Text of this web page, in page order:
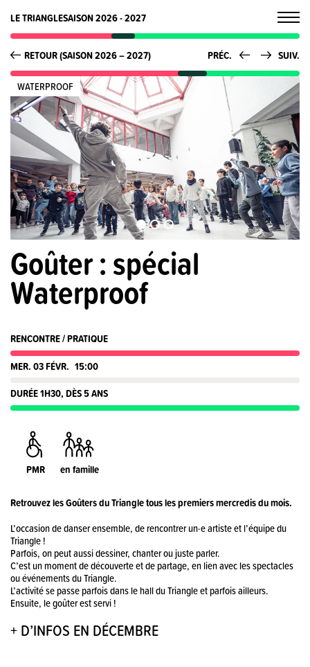
LE TRIANGLESAISON 2026 - 2027
RETOUR (SAISON 2026 – 2027) PRÉC. SUIV.
WATERPROOF
Goûter : spécial
Waterproof
RENCONTRE / PRATIQUE
MER. 03 FÉVR. 15:00
DURÉE 1H30, DÈS 5 ANS
PMR en famille
Retrouvez les Goûters du Triangle tous les premiers mercredis du mois.
L’occasion de danser ensemble, de rencontrer un·e artiste et l’équipe du
Triangle !
Parfois, on peut aussi dessiner, chanter ou juste parler.
C’est un moment de découverte et de partage, en lien avec les spectacles
ou événements du Triangle.
L’activité se passe parfois dans le hall du Triangle et parfois ailleurs.
Ensuite, le goûter est servi !
+ D’INFOS EN DÉCEMBRE